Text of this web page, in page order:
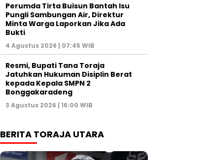
Perumda Tirta Buisun Bantah Isu
Pungli Sambungan Air, Direktur
Minta Warga Laporkan Jika Ada
Bukti
4 Agustus 2026 | 07:45 WIB
Resmi, Bupati Tana Toraja
Jatuhkan Hukuman Disiplin Berat
kepada Kepala SMPN 2
Bonggakaradeng
3 Agustus 2026 | 16:00 WIB
BERITA TORAJA UTARA